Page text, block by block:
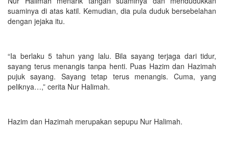
suaminya di atas katil. Kemudian, dia pula duduk bersebelahan
dengan jejaka itu.
“Ia berlaku 5 tahun yang lalu. Bila sayang terjaga dari tidur,
sayang terus menangis tanpa henti. Puas Hazim dan Hazimah
pujuk sayang. Sayang tetap terus menangis. Cuma, yang
peliknya…,” cerita Nur Halimah.
Hazim dan Hazimah merupakan sepupu Nur Halimah.